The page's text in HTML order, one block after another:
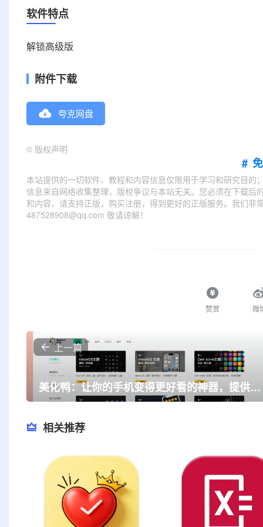
软件特点
解锁高级版
附件下载
夸克网盘
© 版权声明
#
本站提供的一切软件、教程和内容信息仅限用于学习和研究目
信息来自网络收集整理，版权争议与本站无关。您必须在下载
和内容，请支持正版，购买注册，得到更好的正版服务。我们
487528908@qq.com 敬请谅解！
赞赏 微
上一篇
美化鸭：让你的手机变得更好看的神器，提供各种手机主题、图标和动态壁纸，把手机打造成你喜欢的样子
相关推荐